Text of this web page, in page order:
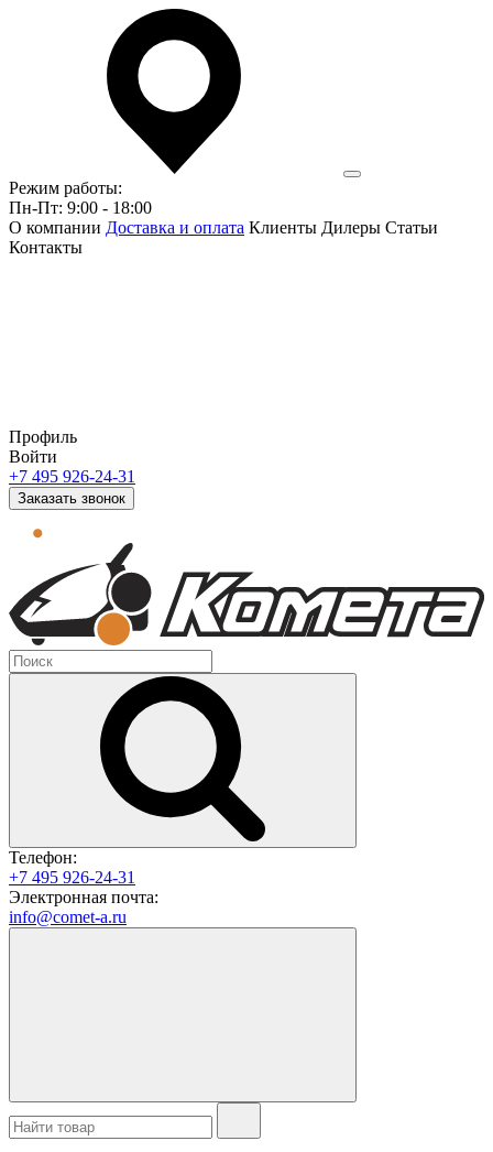
Режим работы:
Пн-Пт: 9:00 - 18:00
О компании Доставка и оплата Клиенты Дилеры Статьи
Контакты
Профиль
Войти
+7 495 926-24-31
Заказать звонок
Телефон:
+7 495 926-24-31
Электронная почта:
info@comet-a.ru